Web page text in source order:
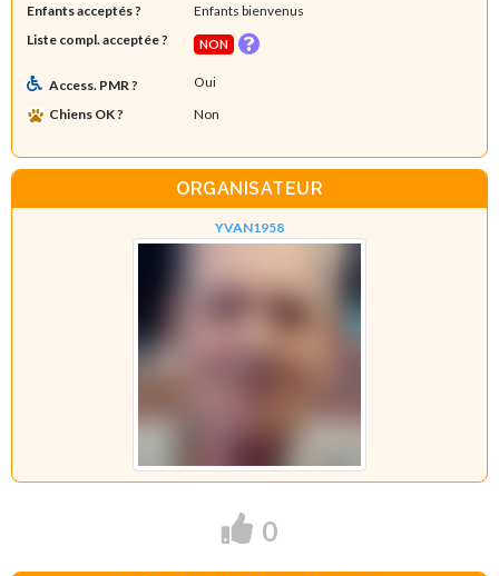
Enfants acceptés ?
Enfants bienvenus
Liste compl. acceptée ?
NON
Access. PMR ?
Oui
Chiens OK ?
Non
ORGANISATEUR
YVAN1958
0